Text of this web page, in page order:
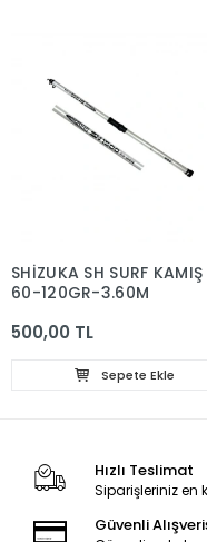
SHİZUKA SH SURF KAMIŞ
60-120GR-3.60M
500,00 TL
Sepete Ekle
Hızlı Teslimat
Siparişleriniz en
Güvenli